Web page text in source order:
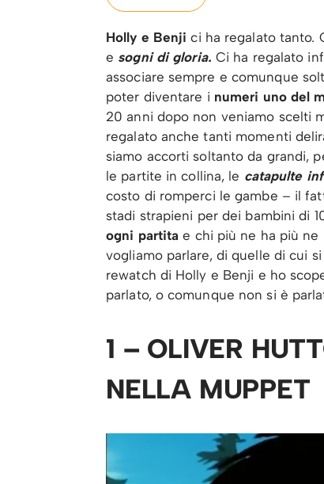
Holly e Benjici ha regalato tanto.
e sogni di gloria. Ci ha regalato
associare sempre e comunque
poter diventare i numeri uno del
20 anni dopo non veniamo scelti
regalato anche tanti momenti
siamo accorti soltanto da grandi,
le partite in collina, le catapulte
costo di romperci le gambe – il
stadi strapieni per dei bambini di
ogni partitae chi più ne ha più
vogliamo parlare, di quelle di cui
rewatch di Holly e Benji e ho
parlato, o comunque non si è
1 – OLIVER
NELLA MUPPET